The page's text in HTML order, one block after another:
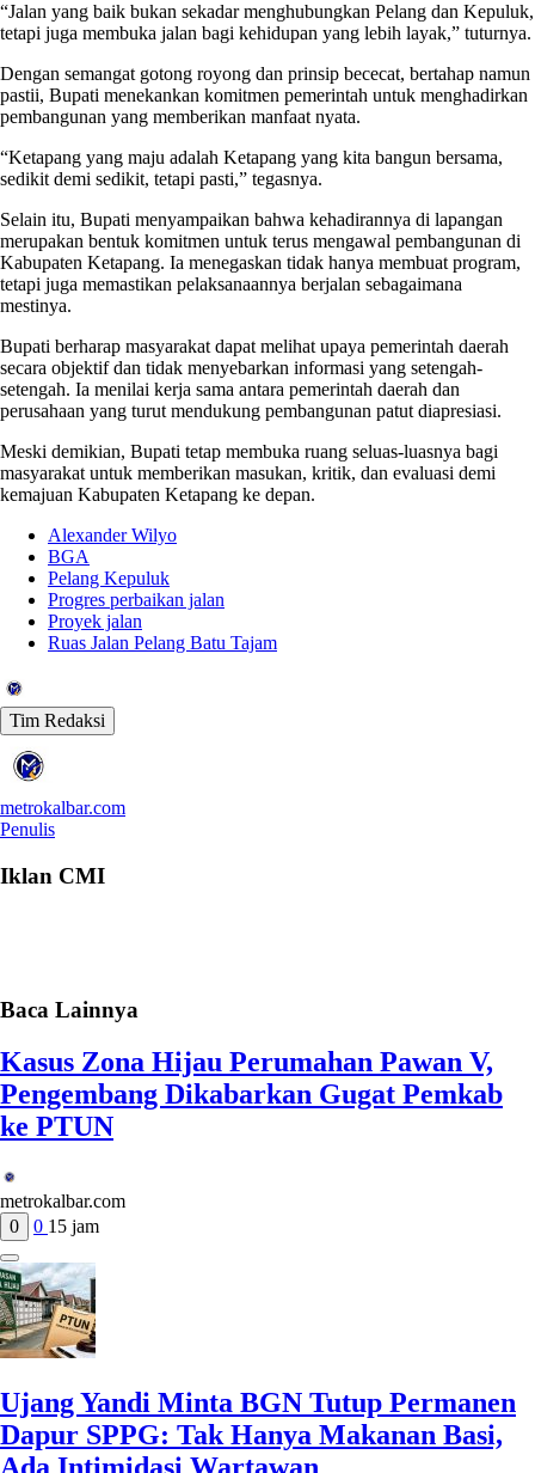
“Jalan yang baik bukan sekadar menghubungkan Pelang dan Kepuluk,
tetapi juga membuka jalan bagi kehidupan yang lebih layak,” tuturnya.
Dengan semangat gotong royong dan prinsip bececat, bertahap namun
pastii, Bupati menekankan komitmen pemerintah untuk menghadirkan
pembangunan yang memberikan manfaat nyata.
“Ketapang yang maju adalah Ketapang yang kita bangun bersama,
sedikit demi sedikit, tetapi pasti,” tegasnya.
Selain itu, Bupati menyampaikan bahwa kehadirannya di lapangan
merupakan bentuk komitmen untuk terus mengawal pembangunan di
Kabupaten Ketapang. Ia menegaskan tidak hanya membuat program,
tetapi juga memastikan pelaksanaannya berjalan sebagaimana
mestinya.
Bupati berharap masyarakat dapat melihat upaya pemerintah daerah
secara objektif dan tidak menyebarkan informasi yang setengah-
setengah. Ia menilai kerja sama antara pemerintah daerah dan
perusahaan yang turut mendukung pembangunan patut diapresiasi.
Meski demikian, Bupati tetap membuka ruang seluas-luasnya bagi
masyarakat untuk memberikan masukan, kritik, dan evaluasi demi
kemajuan Kabupaten Ketapang ke depan.
Alexander Wilyo
BGA
Pelang Kepuluk
Progres perbaikan jalan
Proyek jalan
Ruas Jalan Pelang Batu Tajam
Tim Redaksi
metrokalbar.com
Penulis
Iklan CMI
Baca Lainnya
Kasus Zona Hijau Perumahan Pawan V,
Pengembang Dikabarkan Gugat Pemkab
ke PTUN
metrokalbar.com
0
0 15 jam
Ujang Yandi Minta BGN Tutup Permanen
Dapur SPPG: Tak Hanya Makanan Basi,